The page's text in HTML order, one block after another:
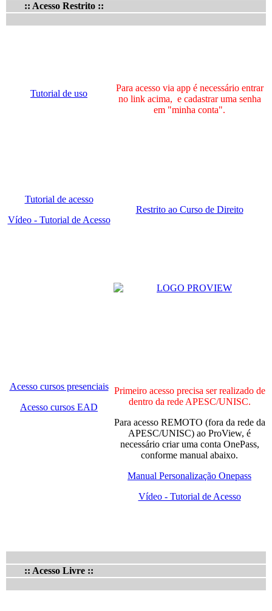
:: Acesso Restrito ::
Tutorial de uso
Para acesso via app é necessário entrar
no link acima, e cadastrar uma senha
em "minha conta".
Tutorial de acesso
Vídeo - Tutorial de Acesso
Restrito ao Curso de Direito
Acesso cursos presenciais
Acesso cursos EAD
Primeiro acesso precisa ser realizado de
dentro da rede APESC/UNISC.
Para acesso REMOTO (fora da rede da
APESC/UNISC) ao ProView, é
necessário criar uma conta OnePass,
conforme manual abaixo.
Manual Personalização Onepass
Vídeo - Tutorial de Acesso
:: Acesso Livre ::